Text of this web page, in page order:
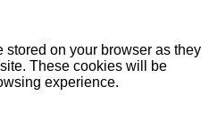
on your browser as they
These cookies will be
experience.